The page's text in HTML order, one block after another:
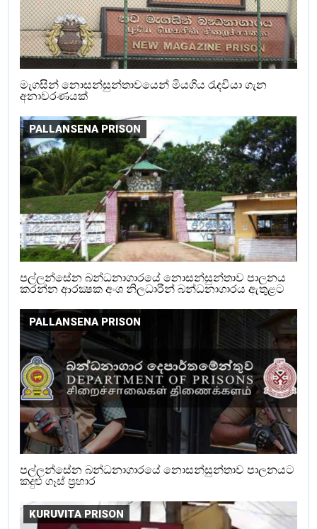
මැගසින් නොසන්සුන්තාවයෙන් මියගිය රැදවියා ගැන
අනාවරණයක්
PALLANSENA PRISON
පල්ලන්සේන බන්ධනාගාරයේ නොසන්සුන්තාව පාලනය
කරන්න ආරක්‍ෂක අංශ නිලධාරීන් බන්ධනාගාරය ඇතුළට
PALLANSENA PRISON
පල්ලන්සේන බන්ධනාගාරයේ නොසන්සුන්තාව පාලනයට
කදුළු ගෑස් ප්‍රහාර
KURUVITA PRISON